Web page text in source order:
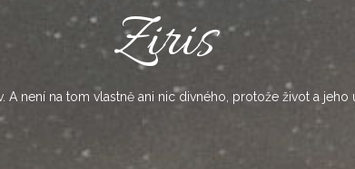
Ziris
není na tom vlastně ani nic divného, protože život a jeho